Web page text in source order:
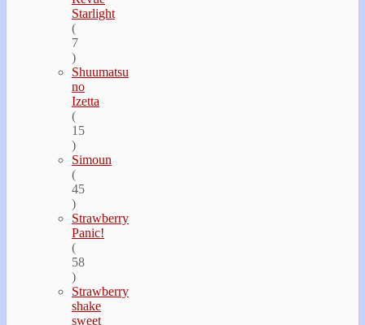
Starlight
(
7
)
Shuumatsu
no
Izetta
(
15
)
Simoun
(
45
)
Strawberry
Panic!
(
58
)
Strawberry
shake
sweet